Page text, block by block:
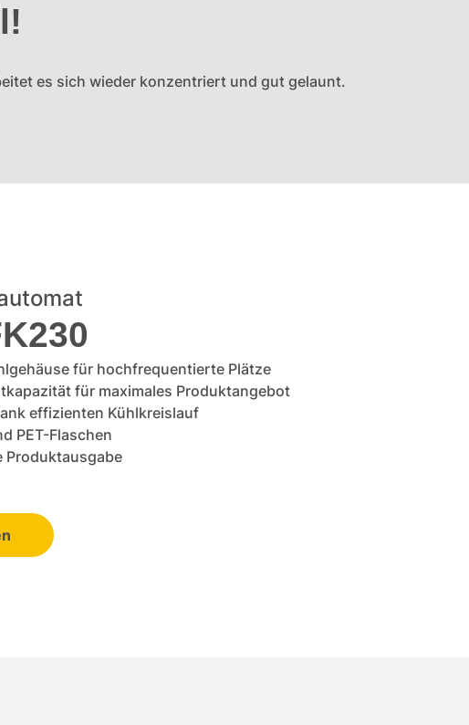
es sich wieder konzentriert und gut gelaunt.
für hochfrequentierte Plätze
für maximales Produktangebot
effizienten Kühlkreislauf
PET-Flaschen
Produktausgabe